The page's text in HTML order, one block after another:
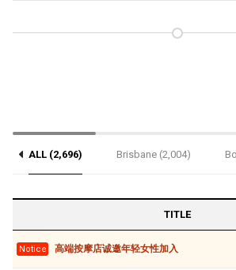
ALL (2,696) Brisbane (2,004)
TITLE
Notice 高端按摩店诚邀年轻女性加入